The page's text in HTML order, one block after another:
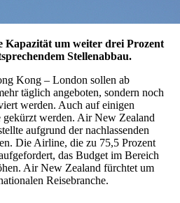
Kapazität um weiter drei Prozent
Stellenabbau.
Kong – London sollen ab
täglich angeboten, sondern noch
werden. Auch auf einigen
werden. Air New Zealand
aufgrund der nachlassenden
Die Airline, die zu 75,5 Prozent
das Budget im Bereich
Air New Zealand fürchtet um
Reisebranche.